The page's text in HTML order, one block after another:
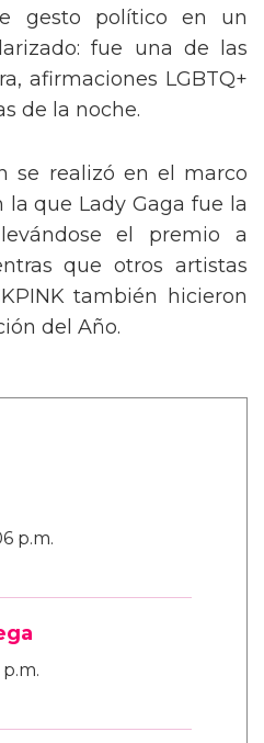
gesto político en un
fue una de las
afirmaciones LGBTQ+
de la noche.
se realizó en el marco
que Lady Gaga fue la
el premio a
que otros artistas
también hicieron
del Año.
p.m.
p.m.